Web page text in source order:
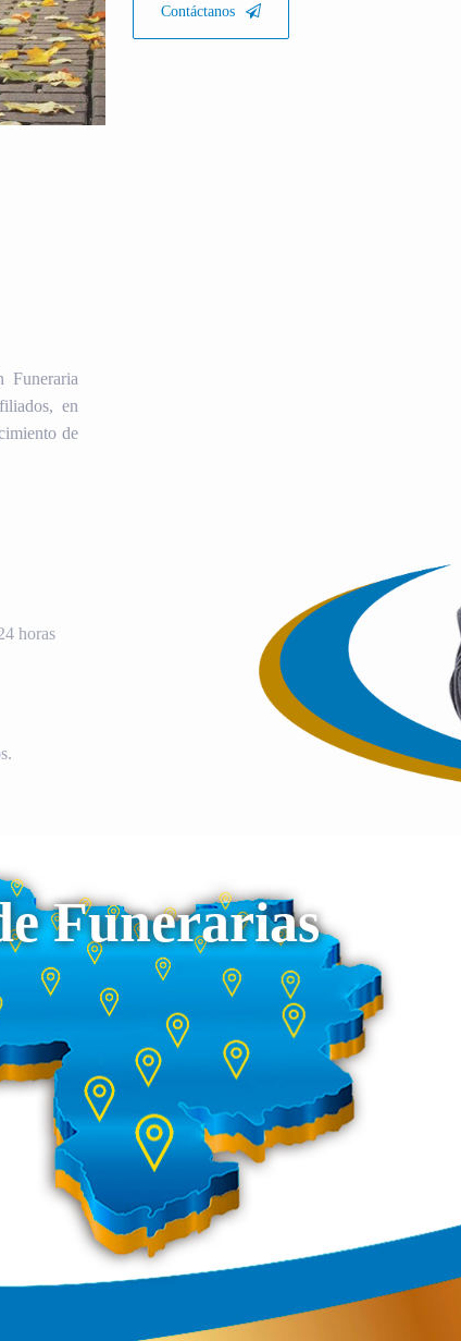
Contáctanos
Funeraria
en
de
horas
Funerarias